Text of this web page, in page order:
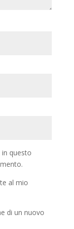
questo
al mio
di un nuovo